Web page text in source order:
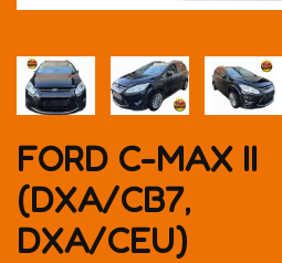
FORD C-MAX II
(DXA/CB7,
DXA/CEU)